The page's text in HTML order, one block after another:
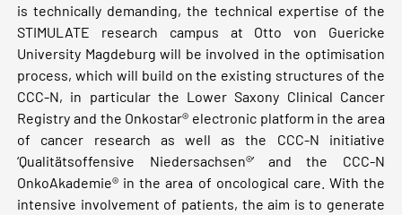
is technically demanding, the technical expertise of the
STIMULATE research campus at Otto von Guericke
University Magdeburg will be involved in the optimisation
process, which will build on the existing structures of the
CCC-N, in particular the Lower Saxony Clinical Cancer
Registry and the Onkostar® electronic platform in the area
of cancer research as well as the CCC-N initiative
‘Qualitätsoffensive Niedersachsen®’ and the CCC-N
OnkoAkademie® in the area of oncological care. With the
intensive involvement of patients, the aim is to generate